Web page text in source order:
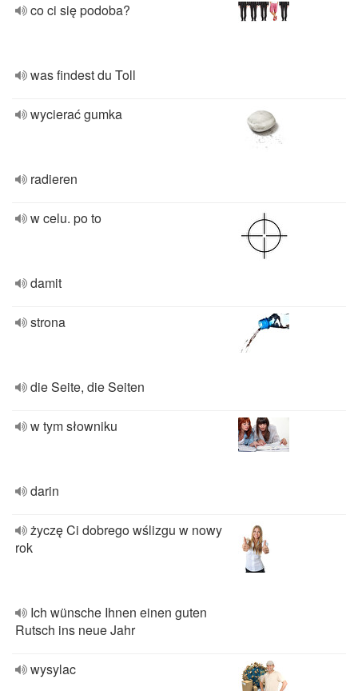
co ci się podoba?
was findest du Toll
wycierać gumka
radieren
w celu. po to
damit
strona
die Seite, die Seiten
w tym słowniku
darin
życzę Ci dobrego wślizgu w nowy
rok
Ich wünsche Ihnen einen guten
Rutsch ins neue Jahr
wysylac